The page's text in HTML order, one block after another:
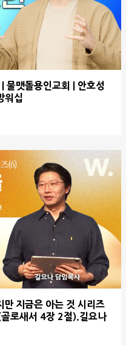
물맷돌용인교회 | 안호성
워십
지금은 아는 것 시리즈
로새서 4장 2절).길요나